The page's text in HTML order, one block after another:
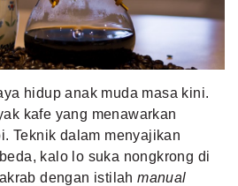
hidup anak muda masa kini.
kafe yang menawarkan
Teknik dalam menyajikan
kalo lo suka nongkrong di
dengan istilahmanual